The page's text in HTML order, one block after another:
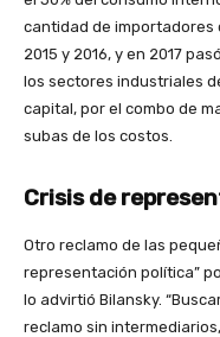
cantidad de importadores
2015 y 2016, y en 2017
los sectores industriales
capital, por el combo de
subas de los costos.
Crisis de
Otro reclamo de las
representación política”
lo advirtió Bilansky.
reclamo sin